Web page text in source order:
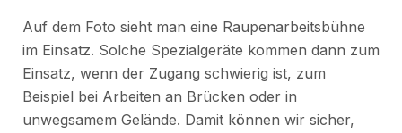
Auf dem Foto sieht man eine Raupenarbeitsbühne
im Einsatz. Solche Spezialgeräte kommen dann zum
Einsatz, wenn der Zugang schwierig ist, zum
Beispiel bei Arbeiten an Brücken oder in
unwegsamem Gelände. Damit können wir sicher,